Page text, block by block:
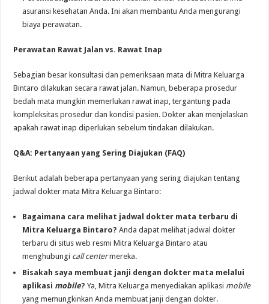
asuransi kesehatan Anda. Ini akan membantu Anda mengurangi
biaya perawatan.
Perawatan Rawat Jalan vs. Rawat Inap
Sebagian besar konsultasi dan pemeriksaan mata di Mitra Keluarga
Bintaro dilakukan secara rawat jalan. Namun, beberapa prosedur
bedah mata mungkin memerlukan rawat inap, tergantung pada
kompleksitas prosedur dan kondisi pasien. Dokter akan menjelaskan
apakah rawat inap diperlukan sebelum tindakan dilakukan.
Q&A: Pertanyaan yang Sering Diajukan (FAQ)
Berikut adalah beberapa pertanyaan yang sering diajukan tentang
jadwal dokter mata Mitra Keluarga Bintaro:
Bagaimana cara melihat jadwal dokter mata terbaru di
Mitra Keluarga Bintaro? Anda dapat melihat jadwal dokter
terbaru di situs web resmi Mitra Keluarga Bintaro atau
menghubungi call centermereka.
Bisakah saya membuat janji dengan dokter mata melalui
aplikasi mobile? Ya, Mitra Keluarga menyediakan aplikasi mobile
yang memungkinkan Anda membuat janji dengan dokter.